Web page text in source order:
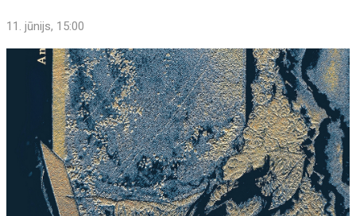
11. jūnijs, 15:00